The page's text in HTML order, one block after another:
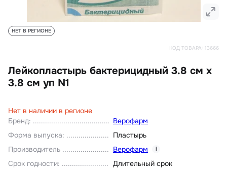
КОД ТОВАРА: 13666
Лейкопластырь бактерицидный 3.8 см х
3.8 см уп N1
НЕТ В РЕГИОНЕ
Бренд:
Верофарм
Форма выпуска:
Пластырь
Производитель
Верофарм i
Срок годности:
Длительный срок
Нет в наличии в регионе